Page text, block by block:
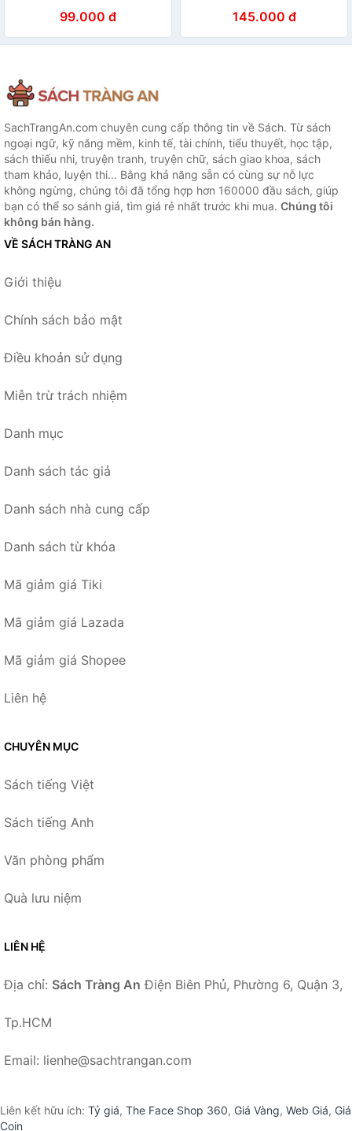
99.000 đ 145.000 đ
SachTrangAn.com chuyên cung cấp thông tin về Sách. Từ sách
ngoại ngữ, kỹ năng mềm, kinh tế, tài chính, tiểu thuyết, học tập,
sách thiếu nhi, truyện tranh, truyện chữ, sách giao khoa, sách
tham khảo, luyện thi... Bằng khả năng sẵn có cùng sự nỗ lực
không ngừng, chúng tôi đã tổng hợp hơn 160000 đầu sách, giúp
bạn có thể so sánh giá, tìm giá rẻ nhất trước khi mua. Chúng tôi
không bán hàng.
VỀ SÁCH TRÀNG AN
Giới thiệu
Chính sách bảo mật
Điều khoản sử dụng
Miễn trừ trách nhiệm
Danh mục
Danh sách tác giả
Danh sách nhà cung cấp
Danh sách từ khóa
Mã giảm giá Tiki
Mã giảm giá Lazada
Mã giảm giá Shopee
Liên hệ
CHUYÊN MỤC
Sách tiếng Việt
Sách tiếng Anh
Văn phòng phẩm
Quà lưu niệm
LIÊN HỆ
Địa chỉ: Sách Tràng An Điện Biên Phủ, Phường 6, Quận 3,
Tp.HCM
Email: lienhe@sachtrangan.com
Liên kết hữu ích: Tỷ giá, The Face Shop 360, Giá Vàng, Web Giá, Giá
Coin